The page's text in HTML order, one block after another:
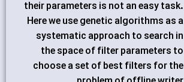
their parameters is not an easy task.
Here we use genetic algorithms as a
systematic approach to search in
the space of filter parameters to
choose a set of best filters for the